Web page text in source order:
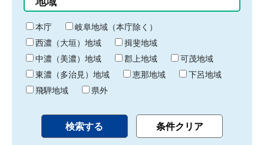
り
終
わ
り
本庁
岐阜地域（本庁除く）
西濃（大垣）地域
揖斐地域
中濃（美濃）地域
郡上地域
可茂地域
東濃（多治見）地域
恵那地域
下呂地域
飛騨地域
県外